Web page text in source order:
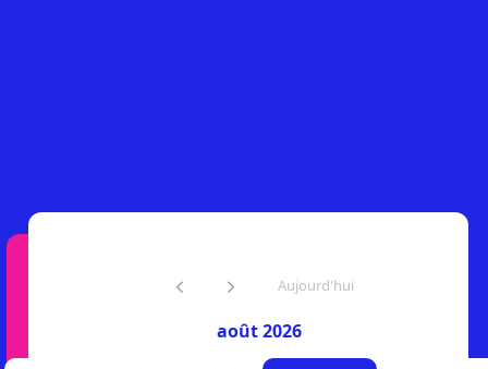
Aujourd'hui
août 2026